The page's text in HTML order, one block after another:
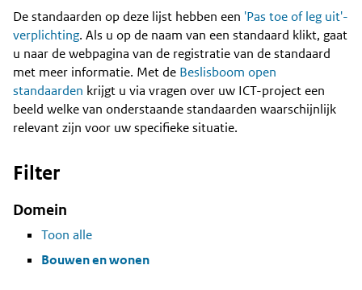
Content
De standaarden op deze lijst hebben een 'Pas toe of leg uit'-
verplichting. Als u op de naam van een standaard klikt, gaat
u naar de webpagina van de registratie van de standaard
met meer informatie. Met de Beslisboom open
standaarden krijgt u via vragen over uw ICT-project een
beeld welke van onderstaande standaarden waarschijnlijk
relevant zijn voor uw specifieke situatie.
Filter
Domein
Toon alle
Bouwen en wonen